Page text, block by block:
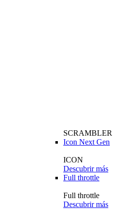
SCRAMBLER
Icon Next Gen
ICON
Descubrir más
Full throttle
Full throttle
Descubrir más